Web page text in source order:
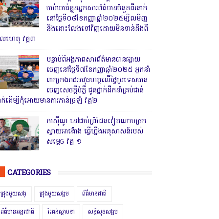
ចាប់ឃាត់ខ្លួនអ្នកសារព័ត៌មានចំនួនពីរនាក់
នៅថ្ងៃទី០៨ខែកញ្ញាឆ្នាំ២០២៥ម្សិលមិញ
និងដោះលែងទៅវិញដោយមិនទាន់ដឹងពី
ហេតុ វគ្គ៣
បន្ទាប់ពីអង្គភាពសារព័ត៌មានបានផ្សាយ
ចេញនៅថ្ងៃទី៧ខែកញ្ញាឆ្នាំ២០២៥ អ្នកនាំ
ពាក្យកងរាជអាវុធហត្ថលើផ្ទៃប្រទេសបាន
ចេញសេចក្តីបំភ្លឺ ជូនថ្នាក់ដឹកនាំគ្រប់ជាន់
ាក់ដើម្បីកុំអោយមានការភាន់ច្រឡំ វគ្គ២
កាសុីណូ នៅជាប់ព្រំដែនវៀតណាមច្រក
ស្វាយអាង៉ោង ធ្វើហ្នឹងអនុសាសន៍របស់
សម្ដេច វគ្គ ១
CATEGORIES
ជ្រុងមួយសង្ ជ្រុងមួយសង្គម ព័ត៌មានជាតិ
ព័ត៌មានអន្តរជាតិ រិះគន់ស្ថាបនា សន្តិសុខសង្គម